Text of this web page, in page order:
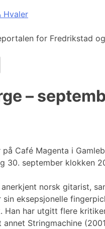
Hvaler
for Fredrikstad
–
Café Magenta i
30. september klokken
norsk gitarist,
eksepsjonelle
Han har utgitt flere
annet Stringmachine